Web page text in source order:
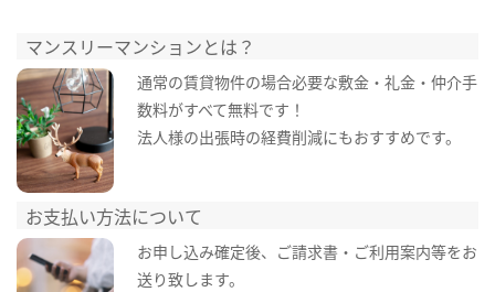
マンスリーマンションとは？
通常の賃貸物件の場合必要な敷金・礼金・仲介手
数料がすべて無料です！
法人様の出張時の経費削減にもおすすめです。
お支払い方法について
お申し込み確定後、ご請求書・ご利用案内等をお
送り致します。